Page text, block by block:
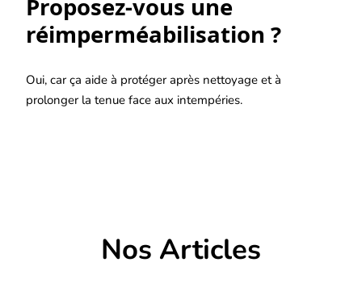
Proposez-vous une
réimperméabilisation ?
Oui, car ça aide à protéger après nettoyage et à
prolonger la tenue face aux intempéries.
Nos Articles